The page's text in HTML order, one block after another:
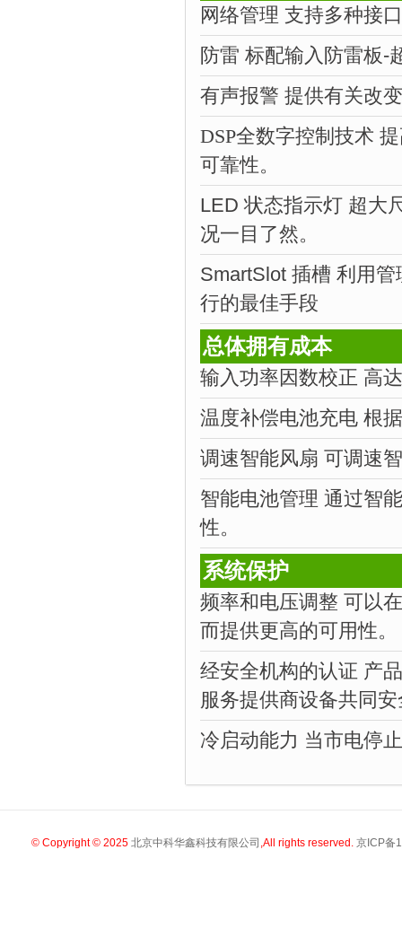
网络管理 支持多种接
防雷 标配输入防雷板-
有声报警 提供有关改
DSP全数字控制技术
可靠性。
LED 状态指示灯 超大
况一目了然。
SmartSlot 插槽 利用
行的最佳手段
总体拥有成本
输入功率因数校正 高
温度补偿电池充电 根
调速智能风扇 可调速
智能电池管理 通过智
性。
系统保护
频率和电压调整 可以
而提供更高的可用性。
经安全机构的认证 产
服务提供商设备共同
冷启动能力 当市电停
© Copyright © 2025 北京中科华鑫科技有限公司 ,All rights reserved. 京ICP备